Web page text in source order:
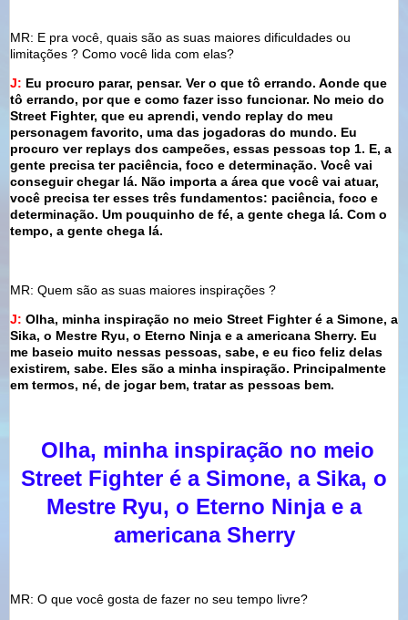
MR: E pra você, quais são as suas maiores dificuldades ou
limitações ? Como você lida com elas?
J: Eu procuro parar, pensar. Ver o que tô errando. Aonde que
tô errando, por que e como fazer isso funcionar. No meio do
Street Fighter, que eu aprendi, vendo replay do meu
personagem favorito, uma das jogadoras do mundo. Eu
procuro ver replays dos campeões, essas pessoas top 1. E, a
gente precisa ter paciência, foco e determinação. Você vai
conseguir chegar lá. Não importa a área que você vai atuar,
você precisa ter esses três fundamentos: paciência, foco e
determinação. Um pouquinho de fé, a gente chega lá. Com o
tempo, a gente chega lá.
MR: Quem são as suas maiores inspirações ?
J: Olha, minha inspiração no meio Street Fighter é a Simone, a
Sika, o Mestre Ryu, o Eterno Ninja e a americana Sherry. Eu
me baseio muito nessas pessoas, sabe, e eu fico feliz delas
existirem, sabe. Eles são a minha inspiração. Principalmente
em termos, né, de jogar bem, tratar as pessoas bem.
Olha, minha inspiração no meio
Street Fighter é a Simone, a Sika, o
Mestre Ryu, o Eterno Ninja e a
americana Sherry
MR: O que você gosta de fazer no seu tempo livre?